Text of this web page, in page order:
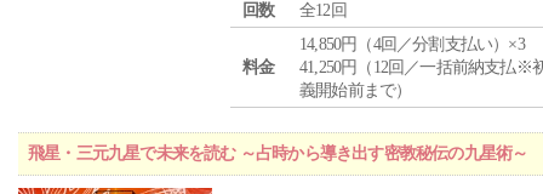
回数
全12回
料金
14,850円（4回／分割支払い）×3
41,250円（12回／一括前納支払※
義開始前まで）
飛星・三元九星で未来を読む ～占時から導き出す密教秘伝の九星術～